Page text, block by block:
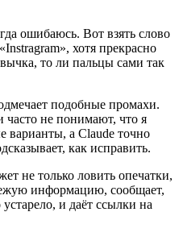
ошибаюсь. Вот взять слово
хотя прекрасно
то ли пальцы сами так
подобные промахи.
не понимают, что я
варианты, а Claude точно
как исправить.
не только ловить опечатки,
информацию, сообщает,
и даёт ссылки на